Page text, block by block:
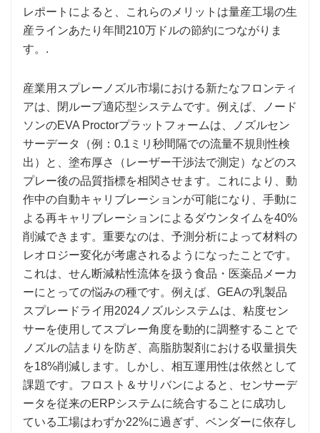
レポートによると、これらのメリットは量産工場の生
産ラインあたり年間210万ドルの節約につながりま
す。.
産業用スプレーノズル市場における新たなフロンティ
アは、閉ループ適応型システムです。例えば、ノード
ソンのEVA Proctorプラットフォームは、ノズルセン
サーデータ（例：0.1ミリ秒間隔での流量不規則性検
出）と、塗布厚さ（レーザー干渉法で測定）などのス
プレー後の品質指標を相関させます。これにより、動
作中の自動キャリブレーションが可能になり、手動に
よる再キャリブレーションによるダウンタイムを40%
削減できます。重要なのは、予測分析によって材料の
レオロジー変化が考慮されるようになったことです。
これは、せん断減粘性流体を扱う食品・医薬品メーカ
ーにとっての悩みの種です。例えば、GEAの乳製品
スプレードライ用2024ノズルシステムは、粘度セン
サーを使用してスプレー角度を動的に調整することで
ノズルの詰まりを防ぎ、高脂肪製剤における収量損失
を18%削減します。しかし、相互運用性は依然として
課題です。フロスト＆サリバンによると、センサーデ
ータを従来のERPシステムに統合することに成功し
ている工場はわずか22%に過ぎず、ベンダーに依存し